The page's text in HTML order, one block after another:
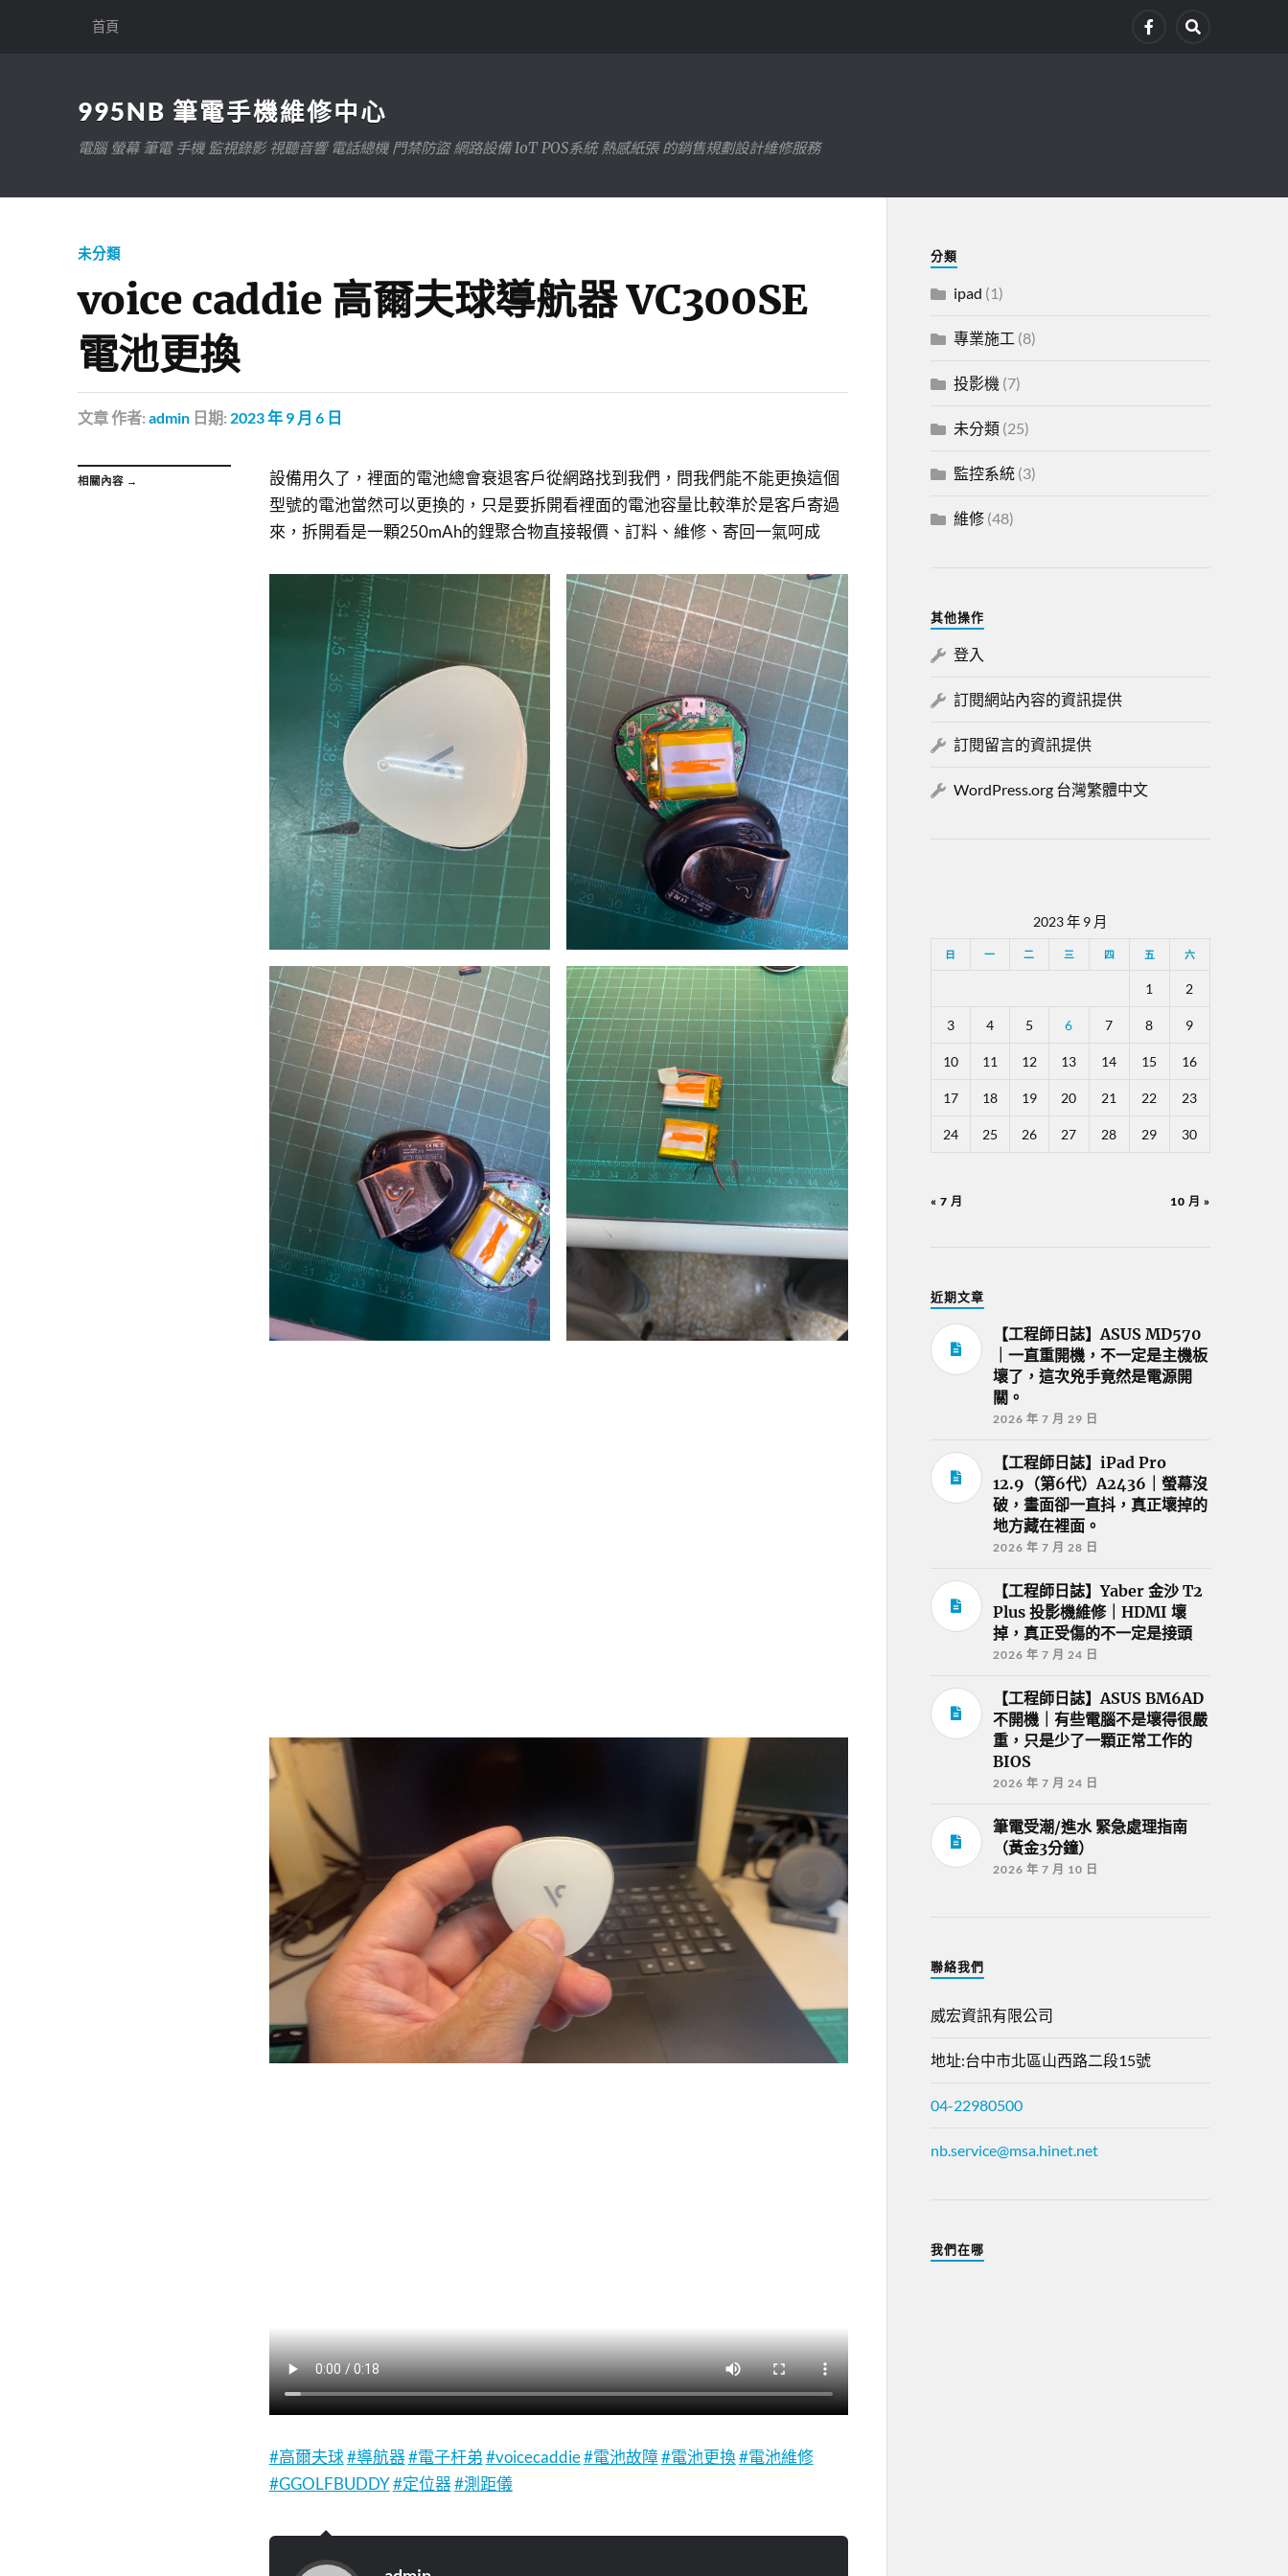
首頁
995NB 筆電手機維修中心
電腦 螢幕 筆電 手機 監視錄影 視聽音響 電話總機 門禁防盜 網路設備 IoT POS系統 熱感紙張 的銷售規劃設計維修服務
未分類
voice caddie 高爾夫球導航器 VC300SE
電池更換
文章作者: admin 日期: 2023 年 9 月 6 日
相關內容 →
設備用久了，裡面的電池總會衰退客戶從網路找到我們，問我們能不能更換這個
型號的電池當然可以更換的，只是要拆開看裡面的電池容量比較準於是客戶寄過
來，拆開看是一顆250mAh的鋰聚合物直接報價、訂料、維修、寄回一氣呵成
#高爾夫球#導航器#電子杆弟#voicecaddie#電池故障#電池更換#電池維修
#GGOLFBUDDY#定位器#測距儀
分類
ipad (1)
專業施工 (8)
投影機 (7)
未分類(25)
監控系統(3)
維修(48)
其他操作
登入
訂閱網站內容的資訊提供
訂閱留言的資訊提供
WordPress.org 台灣繁體中文
2023 年 9 月
日 一 二 三 四 五 六
1 2
3 4 5 6 7 8 9
10 11 12 13 14 15 16
17 18 19 20 21 22 23
24 25 26 27 28 29 30
« 7 月 10 月 »
近期文章
【工程師日誌】ASUS MD570
｜一直重開機，不一定是主機板
壞了，這次兇手竟然是電源開
關。
2026 年 7 月 29 日
【工程師日誌】iPad Pro
12.9（第6代）A2436｜螢幕沒
破，畫面卻一直抖，真正壞掉的
地方藏在裡面。
2026 年 7 月 28 日
【工程師日誌】Yaber 金沙 T2
Plus 投影機維修｜HDMI 壞
掉，真正受傷的不一定是接頭
2026 年 7 月 24 日
【工程師日誌】ASUS BM6AD
不開機｜有些電腦不是壞得很嚴
重，只是少了一顆正常工作的
BIOS
2026 年 7 月 24 日
筆電受潮/進水 緊急處理指南
（黃金3分鐘）
2026 年 7 月 10 日
聯絡我們
威宏資訊有限公司
地址:台中市北區山西路二段15號
04-22980500
nb.service@msa.hinet.net
我們在哪